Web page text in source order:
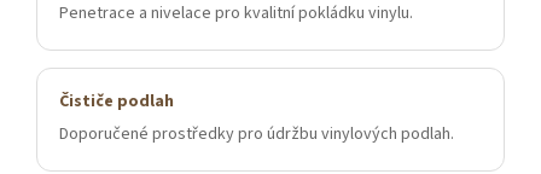
Penetrace a nivelace pro kvalitní pokládku vinylu.
Čističe podlah
Doporučené prostředky pro údržbu vinylových podlah.